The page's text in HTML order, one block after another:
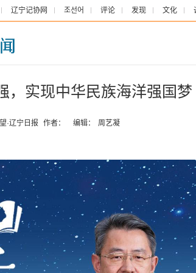
辽宁记协网 조선어 评论 发现 文化
实现中华民族海洋强国梦
·辽宁日报 作者： 编辑： 周艺凝